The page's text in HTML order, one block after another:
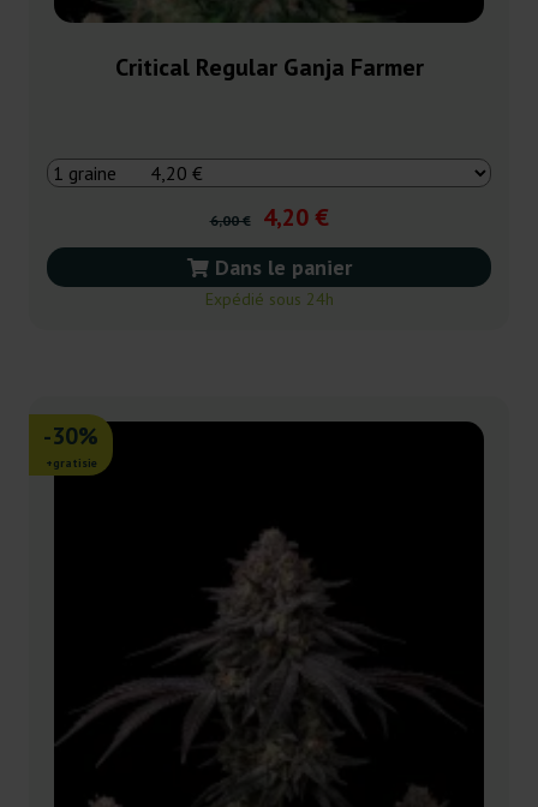
Critical Regular Ganja Farmer
6,00 € 4,20 €
Dans le panier
Expédié sous 24h
-30%
+gratisie